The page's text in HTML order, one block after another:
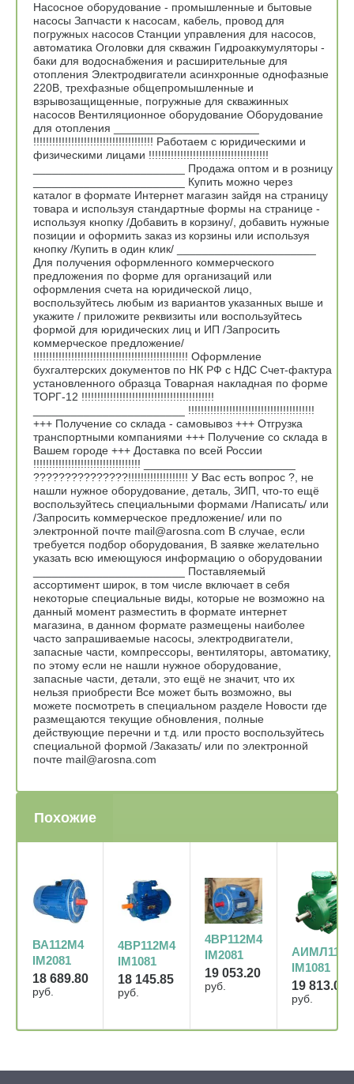
Насосное оборудование - промышленные и бытовые
насосы Запчасти к насосам, кабель, провод для
погружных насосов Станции управления для насосов,
автоматика Оголовки для скважин Гидроаккумуляторы -
баки для водоснабжения и расширительные для
отопления Электродвигатели асинхронные однофазные
220В, трехфазные общепромышленные и
взрывозащищенные, погружные для скважинных
насосов Вентиляционное оборудование Оборудование
для отопления _______________________
!!!!!!!!!!!!!!!!!!!!!!!!!!!!!!!!!!!!!! Работаем с юридическими и
физическими лицами !!!!!!!!!!!!!!!!!!!!!!!!!!!!!!!!!!!!!!
________________________ Продажа оптом и в розницу
________________________ Купить можно через
каталог в формате Интернет магазин зайдя на страницу
товара и используя стандартные формы на странице -
используя кнопку /Добавить в корзину/, добавить нужные
позиции и оформить заказ из корзины или используя
кнопку /Купить в один клик/ ______________________
Для получения оформленного коммерческого
предложения по форме для организаций или
оформления счета на юридической лицо,
воспользуйтесь любым из вариантов указанных выше и
укажите / приложите реквизиты или воспользуйтесь
формой для юридических лиц и ИП /Запросить
коммерческое предложение/
!!!!!!!!!!!!!!!!!!!!!!!!!!!!!!!!!!!!!!!!!!!!!!!!! Оформление
бухгалтерских документов по НК РФ с НДС Счет-фактура
установленного образца Товарная накладная по форме
ТОРГ-12 !!!!!!!!!!!!!!!!!!!!!!!!!!!!!!!!!!!!!!!!!!
________________________ !!!!!!!!!!!!!!!!!!!!!!!!!!!!!!!!!!!!!!!!
+++ Получение со склада - самовывоз +++ Отгрузка
транспортными компаниями +++ Получение со склада в
Вашем городе +++ Доставка по всей России
!!!!!!!!!!!!!!!!!!!!!!!!!!!!!!!!!! ________________________
???????????????!!!!!!!!!!!!!!!!!!! У Вас есть вопрос ?, не
нашли нужное оборудование, деталь, ЗИП, что-то ещё
воспользуйтесь специальными формами /Написать/ или
/Запросить коммерческое предложение/ или по
электронной почте mail@arosna.com В случае, если
требуется подбор оборудования, В заявке желательно
указать всю имеющуюся информацию о оборудовании
________________________ Поставляемый
ассортимент широк, в том числе включает в себя
некоторые специальные виды, которые не возможно на
данный момент разместить в формате интернет
магазина, в данном формате размещены наиболее
часто запрашиваемые насосы, электродвигатели,
запасные части, компрессоры, вентиляторы, автоматику,
по этому если не нашли нужное оборудование,
запасные части, детали, это ещё не значит, что их
нельзя приобрести Все может быть возможно, вы
можете посмотреть в специальном разделе Новости где
размещаются текущие обновления, полные
действующие перечни и т.д. или просто воспользуйтесь
специальной формой /Заказать/ или по электронной
почте mail@arosna.com
Похожие
ВА112М4
IM2081
18 689.80
руб.
4ВР112М4
IM1081
18 145.85
руб.
4ВР112М4
IM2081
19 053.20
руб.
IM1081
19 813.00
руб.